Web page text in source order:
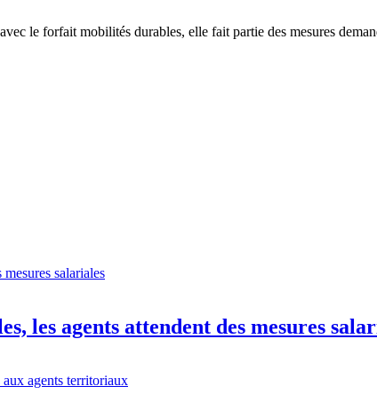
le forfait mobilités durables, elle fait partie des mesures
les agents attendent des mesures